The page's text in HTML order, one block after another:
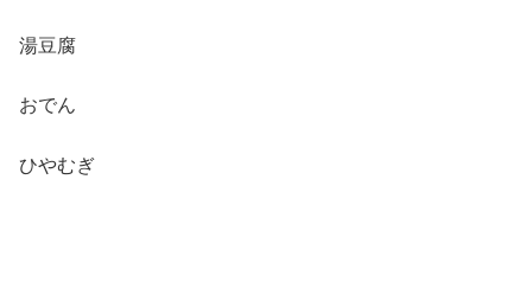
湯豆腐
おでん
ひやむぎ